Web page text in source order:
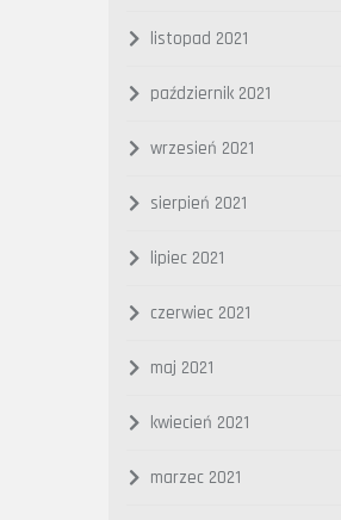
listopad 2021
październik 2021
wrzesień 2021
sierpień 2021
lipiec 2021
czerwiec 2021
maj 2021
kwiecień 2021
marzec 2021